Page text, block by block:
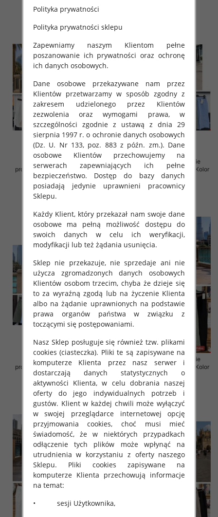
szczegóły
Spodnie damskie (Włoskie
produkt) Roz Standard, Mix Kolor
Paczka 5 szt
45.00 zł
Spodnie damskie (Włoskie
produkt) Roz Standard, Mix Kolor
Paczka 5 szt
44.00 zł
Spodnie damskie (Włoskie
produkt) Roz Standard, Mix Kolor
Paczka 5 szt
43.00 zł
szczegóły
Spodnie damskie (Włoskie
produkt) Roz Standard, Mix Kolor
Paczka 5 szt
59.00 zł
szczegóły
Polityka prywatności
Polityka prywatności sklepu
Zapewniamy naszym Klientom pełne
poszanowanie ich prywatności oraz ochronę
ich danych osobowych.
Dane osobowe przekazywane nam przez
Klientów przetwarzamy w sposób zgodny z
zakresem udzielonego przez Klientów
zezwolenia oraz wymogami prawa, w
szczególności zgodnie z ustawą z dnia 29
sierpnia 1997 r. o ochronie danych osobowych
(Dz. U. Nr 133, poz. 883 z późn. zm.). Dane
osobowe Klientów przechowujemy na
serwerach zapewniających ich pełne
bezpieczeństwo. Dostęp do bazy danych
posiadają jedynie uprawnieni pracownicy
Sklepu.
Każdy Klient, który przekazał nam swoje dane
osobowe ma pełną możliwość dostępu do
swoich danych w celu ich weryfikacji,
modyfikacji lub też żądania usunięcia.
Sklep nie przekazuje, nie sprzedaje ani nie
użycza zgromadzonych danych osobowych
Klientów osobom trzecim, chyba że dzieje się
to za wyraźną zgodą lub na życzenie Klienta
albo na żądanie uprawnionych na podstawie
prawa organów państwa w związku z
toczącymi się postępowaniami.
Nasz Sklep posługuje się również tzw. plikami
cookies (ciasteczka). Pliki te są zapisywane na
komputerze Klienta przez nasz serwer i
dostarczają danych statystycznych o
aktywności Klienta, w celu dobrania naszej
oferty do jego indywidualnych potrzeb i
gustów. Klient w każdej chwili może wyłączyć
w swojej przeglądarce internetowej opcję
przyjmowania cookies, choć musi mieć
świadomość, że w niektórych przypadkach
odłączenie tych plików może wpłynąć na
utrudnienia w korzystaniu z oferty naszego
Sklepu. Pliki cookies zapisywane na
komputerze Klienta przechowują informacje
na temat:
• sesji Użytkownika,